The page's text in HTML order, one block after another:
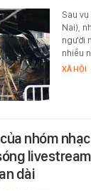
Sau
Nai),
người
nhiều
XÃ HỘI
nhóm
dài